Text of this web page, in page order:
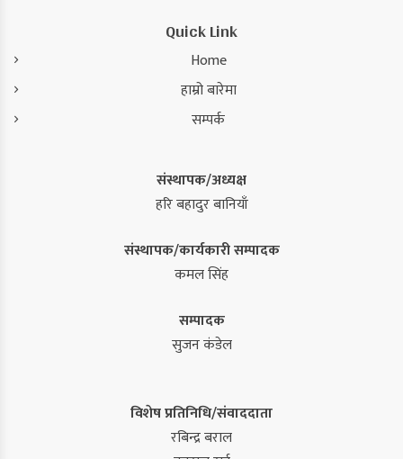
Quick Link
Home
हाम्रो बारेमा
सम्पर्क
संस्थापक/अध्यक्ष
हरि बहादुर बानियाँ
संस्थापक/कार्यकारी सम्पादक
कमल सिंह
सम्पादक
सुजन कंडेल
विशेष प्रतिनिधि/संवाददाता
रबिन्द्र बराल